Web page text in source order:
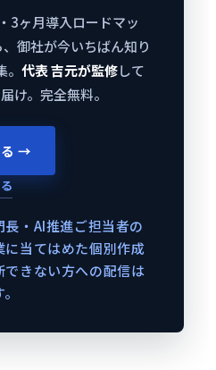
3ヶ月導入ロードマッ
、御社が今いちばん知り
代表 吉元が監修して
け。完全無料。
る →
・AI推進ご担当者の
当てはめた個別作成
できない方への配信は